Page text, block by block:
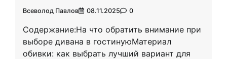
Всеволод Павлов 08.11.2025 0
Содержание:На что обратить внимание при
выборе дивана в гостинуюМатериал
обивки: как выбрать лучший вариант для